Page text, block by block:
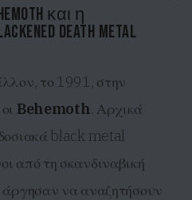
και η
death metal
το 1991, στην
Behemoth. Αρχικά
black metal
από τη σκανδιναβική
να αναζητήσουν